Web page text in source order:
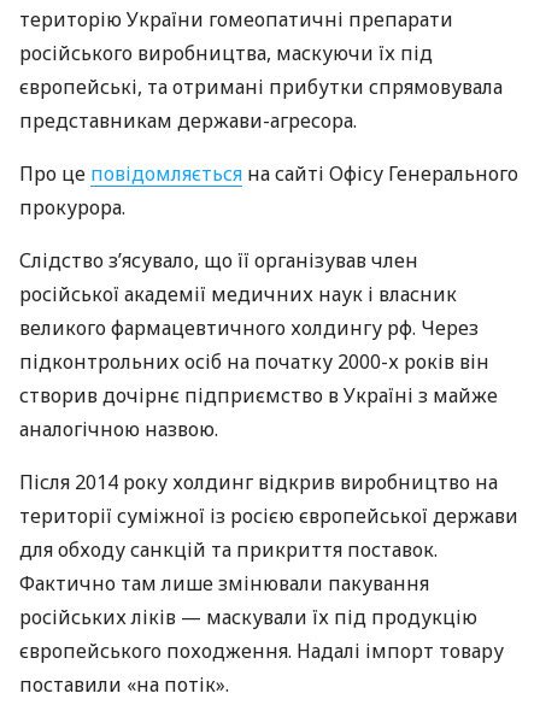
територію України гомеопатичні препарати
російського виробництва, маскуючи їх під
європейські, та отримані прибутки спрямовувала
представникам держави-агресора.
Про це повідомляється на сайті Офісу Генерального
прокурора.
Слідство з’ясувало, що її організував член
російської академії медичних наук і власник
великого фармацевтичного холдингу рф. Через
підконтрольних осіб на початку 2000-х років він
створив дочірнє підприємство в Україні з майже
аналогічною назвою.
Після 2014 року холдинг відкрив виробництво на
території суміжної із росією європейської держави
для обходу санкцій та прикриття поставок.
Фактично там лише змінювали пакування
російських ліків — маскували їх під продукцію
європейського походження. Надалі імпорт товару
поставили «на потік».